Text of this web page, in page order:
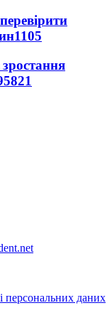
1105
821
персональних даних